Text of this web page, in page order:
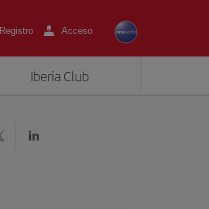
Registro Acceso
Iberia Club